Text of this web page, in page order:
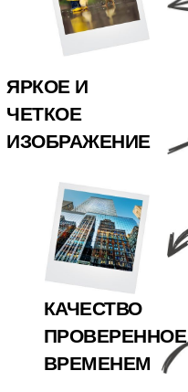
ЯРКОЕ И
ЧЕТКОЕ
ИЗОБРАЖЕНИЕ
КАЧЕСТВО
ПРОВЕРЕННОЕ
ВРЕМЕНЕМ